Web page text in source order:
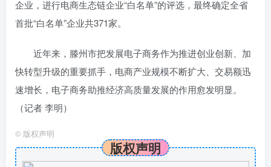
企业，进行电商生态链企业“白名单”的评选，最终确定全省
首批“白名单”企业共371家。
近年来，滕州市把发展电子商务作为推进创业创新、加
快转型升级的重要抓手，电商产业规模不断扩大、交易额迅
速增长，电子商务助推经济高质量发展的作用愈发明显。
（记者 李明）
© 版权声明
版权声明